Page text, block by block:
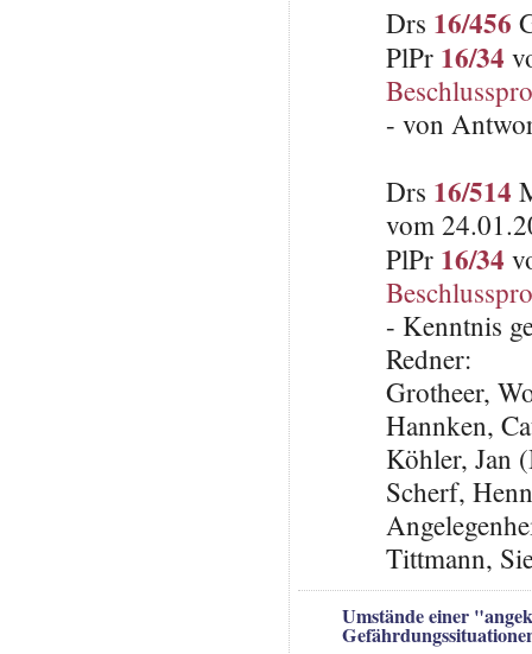
Drs 16/456
PlPr 16/34
- von
Drs 16/514
vom
PlPr 16/34
- Kenntnis
Redner:
Grotheer,
Hannken,
Köhler, Jan
Scherf,
Tittmann,
Umstände einer